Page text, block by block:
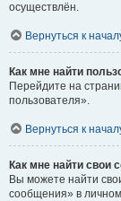
осуществлён.
Вернуться к
Как мне найти
Перейдите на
пользователя».
Вернуться к
Как мне найти свои
Вы можете найти
сообщения» в